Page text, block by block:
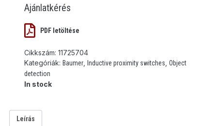
Ajánlatkérés
PDF letöltése
Cikkszám: 11725704
Kategóriák: Baumer Inductive proximity switches Object
detection
In stock
Leírás